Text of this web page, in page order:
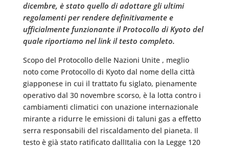
dicembre, è stato quello di adottare gli ultimi
regolamenti per rendere definitivamente e
ufficialmente funzionante il Protocollo di Kyoto del
quale riportiamo nel link il testo completo.
Scopo del Protocollo delle Nazioni Unite , meglio
noto come Protocollo di Kyoto dal nome della città
giapponese in cui il trattato fu siglato, pienamente
operativo dal 30 novembre scorso, è la lotta contro i
cambiamenti climatici con unazione internazionale
mirante a ridurre le emissioni di taluni gas a effetto
serra responsabili del riscaldamento del pianeta. Il
testo è già stato ratificato dallItalia con la Legge 120